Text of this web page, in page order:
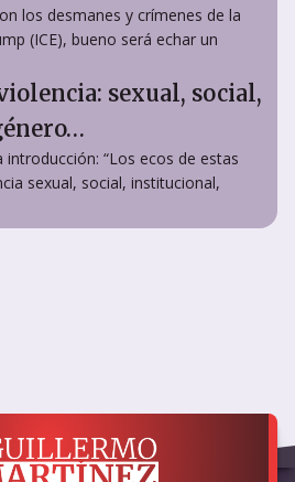
los desmanes y crímenes de la
(ICE), bueno será echar un
sexual, social,
introducción: “Los ecos de estas
sexual, social, institucional,